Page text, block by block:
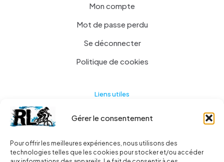
Gérer le consentement
Pour offrir les meilleures expériences, nous utilisons des
technologies telles que les cookies pour stocker et/ou accéder
Mon compte
Mot de passe perdu
Se déconnecter
Politique de cookies
Liens utiles
Actualités
A propos
Contact